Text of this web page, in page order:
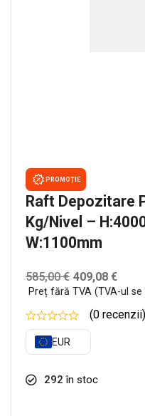
PROMOȚIE
Raft Depozitare
Kg/nivel –
W:1100mm
585,00€ 409,08 €
Preț fără TVA (TVA-ul
(0 recenzii)
EUR
292 în stoc